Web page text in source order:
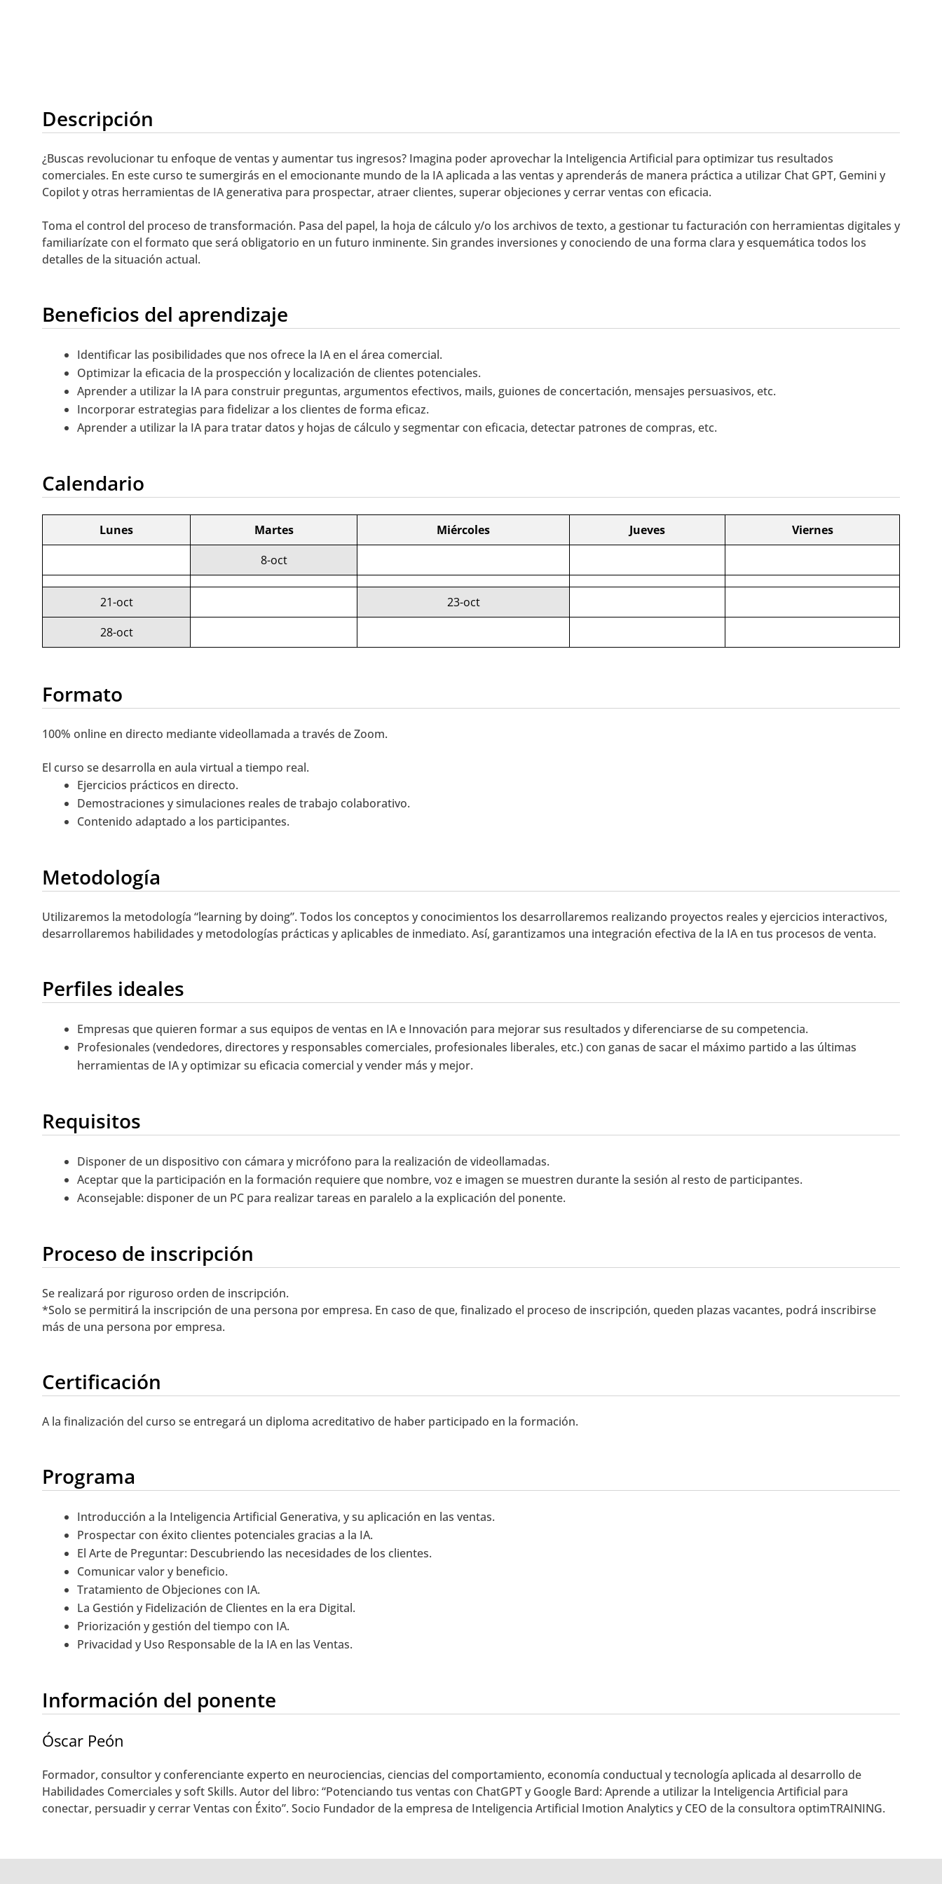
Descripción
¿Buscas revolucionar tu enfoque de ventas y aumentar tus ingresos? Imagina poder aprovechar la Inteligencia Artificial para optimizar tus resultados
comerciales. En este curso te sumergirás en el emocionante mundo de la IA aplicada a las ventas y aprenderás de manera práctica a utilizar Chat GPT, Gemini y
Copilot y otras herramientas de IA generativa para prospectar, atraer clientes, superar objeciones y cerrar ventas con eficacia.
Toma el control del proceso de transformación. Pasa del papel, la hoja de cálculo y/o los archivos de texto, a gestionar tu facturación con herramientas digitales y
familiarízate con el formato que será obligatorio en un futuro inminente. Sin grandes inversiones y conociendo de una forma clara y esquemática todos los
detalles de la situación actual.
Beneficios del aprendizaje
Identificar las posibilidades que nos ofrece la IA en el área comercial.
Optimizar la eficacia de la prospección y localización de clientes potenciales.
Aprender a utilizar la IA para construir preguntas, argumentos efectivos, mails, guiones de concertación, mensajes persuasivos, etc.
Incorporar estrategias para fidelizar a los clientes de forma eficaz.
Aprender a utilizar la IA para tratar datos y hojas de cálculo y segmentar con eficacia, detectar patrones de compras, etc.
Calendario
Lunes Martes Miércoles Jueves
Viernes
8-oct
21-oct
23-oct
28-oct
Formato
100% online en directo mediante videollamada a través de Zoom.
El curso se desarrolla en aula virtual a tiempo real.
Ejercicios prácticos en directo.
Demostraciones y simulaciones reales de trabajo colaborativo.
Contenido adaptado a los participantes.
Metodología
Utilizaremos la metodología “learning by doing”. Todos los conceptos y conocimientos los desarrollaremos realizando proyectos reales y ejercicios interactivos,
desarrollaremos habilidades y metodologías prácticas y aplicables de inmediato. Así, garantizamos una integración efectiva de la IA en tus procesos de venta.
Perfiles ideales
Empresas que quieren formar a sus equipos de ventas en IA e Innovación para mejorar sus resultados y diferenciarse de su competencia.
Profesionales (vendedores, directores y responsables comerciales, profesionales liberales, etc.) con ganas de sacar el máximo partido a las últimas
herramientas de IA y optimizar su eficacia comercial y vender más y mejor.
Requisitos
Disponer de un dispositivo con cámara y micrófono para la realización de videollamadas.
Aceptar que la participación en la formación requiere que nombre, voz e imagen se muestren durante la sesión al resto de participantes.
Aconsejable: disponer de un PC para realizar tareas en paralelo a la explicación del ponente.
Proceso de inscripción
Se realizará por riguroso orden de inscripción.
*Solo se permitirá la inscripción de una persona por empresa. En caso de que, finalizado el proceso de inscripción, queden plazas vacantes, podrá inscribirse
más de una persona por empresa.
Certificación
A la finalización del curso se entregará un diploma acreditativo de haber participado en la formación.
Programa
Introducción a la Inteligencia Artificial Generativa, y su aplicación en las ventas.
Prospectar con éxito clientes potenciales gracias a la IA.
El Arte de Preguntar: Descubriendo las necesidades de los clientes.
Comunicar valor y beneficio.
Tratamiento de Objeciones con IA.
La Gestión y Fidelización de Clientes en la era Digital.
Priorización y gestión del tiempo con IA.
Privacidad y Uso Responsable de la IA en las Ventas.
Información del ponente
Óscar Peón
Formador, consultor y conferenciante experto en neurociencias, ciencias del comportamiento, economía conductual y tecnología aplicada al desarrollo de
Habilidades Comerciales y soft Skills. Autor del libro: “Potenciando tus ventas con ChatGPT y Google Bard: Aprende a utilizar la Inteligencia Artificial para
conectar, persuadir y cerrar Ventas con Éxito”. Socio Fundador de la empresa de Inteligencia Artificial Imotion Analytics y CEO de la consultora optimTRAINING.